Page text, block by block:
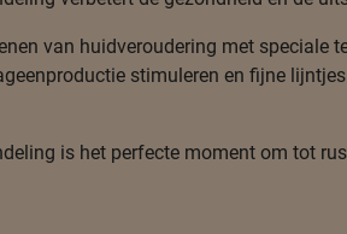
van huidveroudering met speciale
stimuleren en fijne
is het perfecte moment om tot